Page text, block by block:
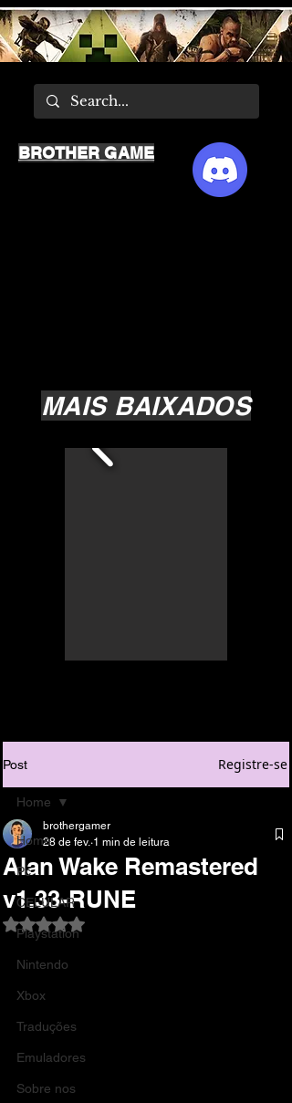
MAIS BAIXADOS
BROTHER GAME
Post Registre-se
Home
Pc
CELULAR
Playstation
Nintendo
Xbox
Traduções
Emuladores
Sobre nos
Home
Alan Wake Remastered
v1.33-RUNE
brothergamer
28 de fev. 1 min de leitura
Avaliado com NaN de 5 estrelas.